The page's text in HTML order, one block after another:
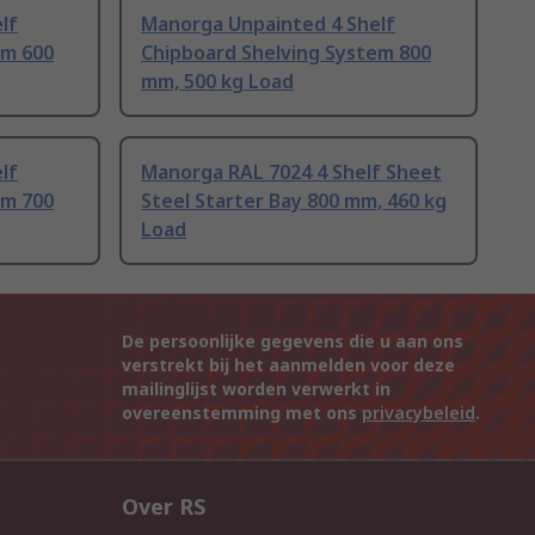
600
Manorga Unpainted 4 Shelf
Chipboard Shelving System 800
mm, 500 kg Load
700
Manorga RAL 7024 4 Shelf Sheet
Steel Starter Bay 800 mm, 460 kg
Load
De persoonlijke gegevens die u aan ons
verstrekt bij het aanmelden voor deze
mailinglijst worden verwerkt in
overeenstemming met ons privacybeleid.
Over RS